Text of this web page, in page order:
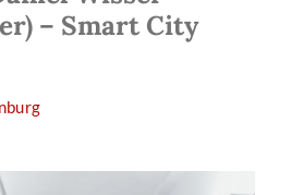
– Smart City